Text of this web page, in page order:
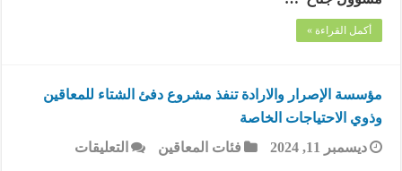
الإعاقة
الذهنية
أكمل القراءة »
مؤسسة الإصرار والارادة تنفذ مشروع دفئ الشتاء للمعاقين
وذوي الاحتياجات الخاصة
ديسمبر 11, 2024
فئات المعاقين التعليقات